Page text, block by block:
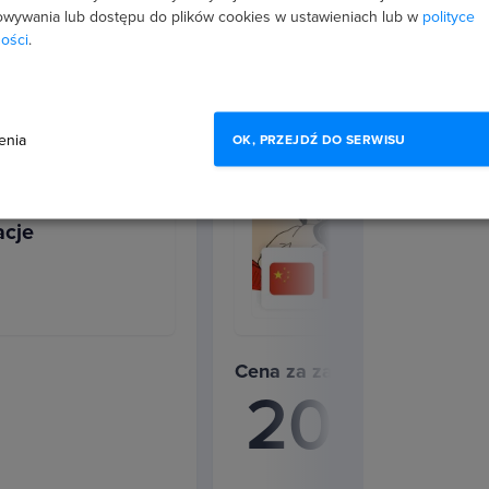
w rozmowach z
na podróż
- rozmowy
Cena za zakup pakietu
206
lub dostępu do plików cookies w ustawieniach lub w polityce
.
OK, PRZEJDŹ DO SERWISU